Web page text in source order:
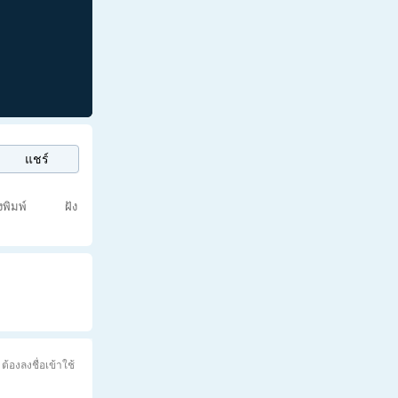
แชร์
พิมพ์ ฝัง
ต้องลงชื่อเข้าใช้